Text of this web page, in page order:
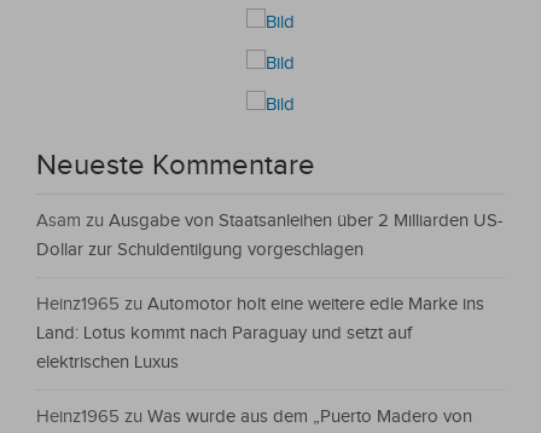
Neueste Kommentare
Asam zu Ausgabe von Staatsanleihen über 2 Milliarden US-
Dollar zur Schuldentilgung vorgeschlagen
Heinz1965 zu Automotor holt eine weitere edle Marke ins
Land: Lotus kommt nach Paraguay und setzt auf
elektrischen Luxus
Heinz1965 zu Was wurde aus dem „Puerto Madero von